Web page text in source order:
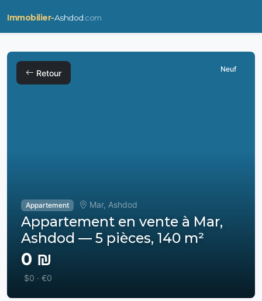
Immobilier-Ashdod .com
Retour Neuf
Appartement Mar, Ashdod
Appartement en vente à Mar,
Ashdod — 5 pièces, 140 m²
0 ₪
$0 · €0